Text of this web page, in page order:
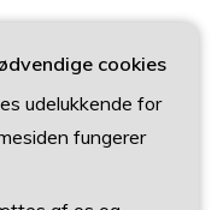
cookies
udelukkende for
fungerer